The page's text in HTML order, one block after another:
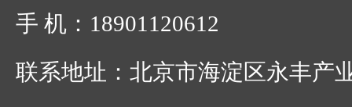
手 机：18901120612
联系地址：北京市海淀区永丰产